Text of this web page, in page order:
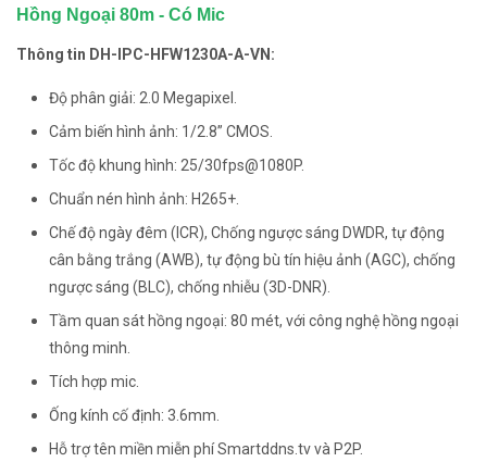
Hồng Ngoại 80m - Có Mic
Thông tin DH-IPC-HFW1230A-A-VN:
Độ phân giải: 2.0 Megapixel.
Cảm biến hình ảnh: 1/2.8” CMOS.
Tốc độ khung hình: 25/30fps@1080P.
Chuẩn nén hình ảnh: H265+.
Chế độ ngày đêm (ICR), Chống ngược sáng DWDR, tự động
cân bằng trắng (AWB), tự động bù tín hiệu ảnh (AGC), chống
ngược sáng (BLC), chống nhiễu (3D-DNR).
Tầm quan sát hồng ngoại: 80 mét, với công nghệ hồng ngoại
thông minh.
Tích hợp mic.
Ống kính cố định: 3.6mm.
Hỗ trợ tên miền miễn phí Smartddns.tv và P2P.